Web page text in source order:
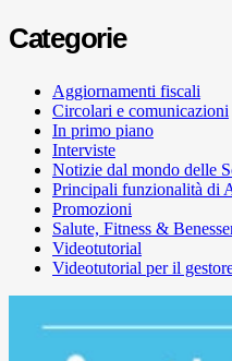
Categorie
Aggiornamenti fiscali
Circolari e comunicazioni
In primo piano
Interviste
Notizie dal mondo delle
Principali funzionalità di
Promozioni
Salute, Fitness &
Videotutorial
Videotutorial per il